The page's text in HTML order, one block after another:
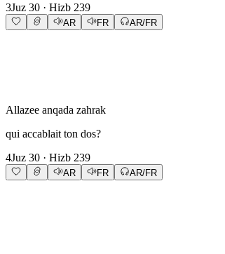
3Juz 30 · Hizb 239
AR FR AR/FR
Allazee anqada zahrak
qui accablait ton dos?
4Juz 30 · Hizb 239
AR FR AR/FR